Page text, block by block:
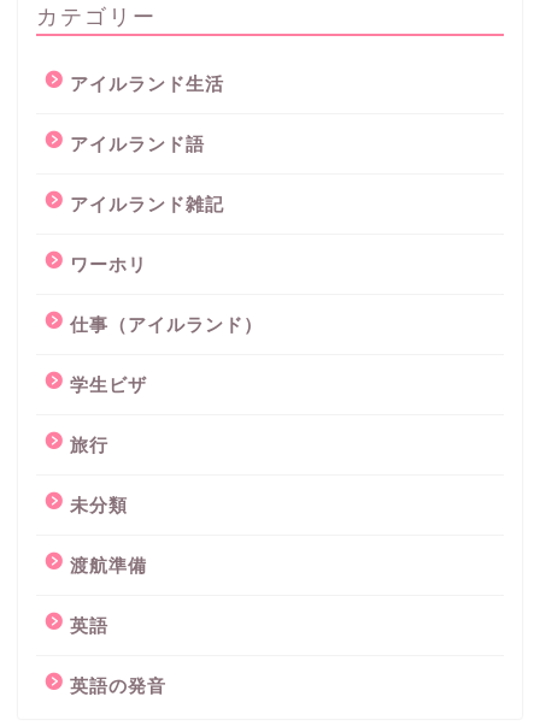
カテゴリー
アイルランド生活
アイルランド語
アイルランド雑記
ワーホリ
仕事（アイルランド）
学生ビザ
旅行
未分類
渡航準備
英語
英語の発音